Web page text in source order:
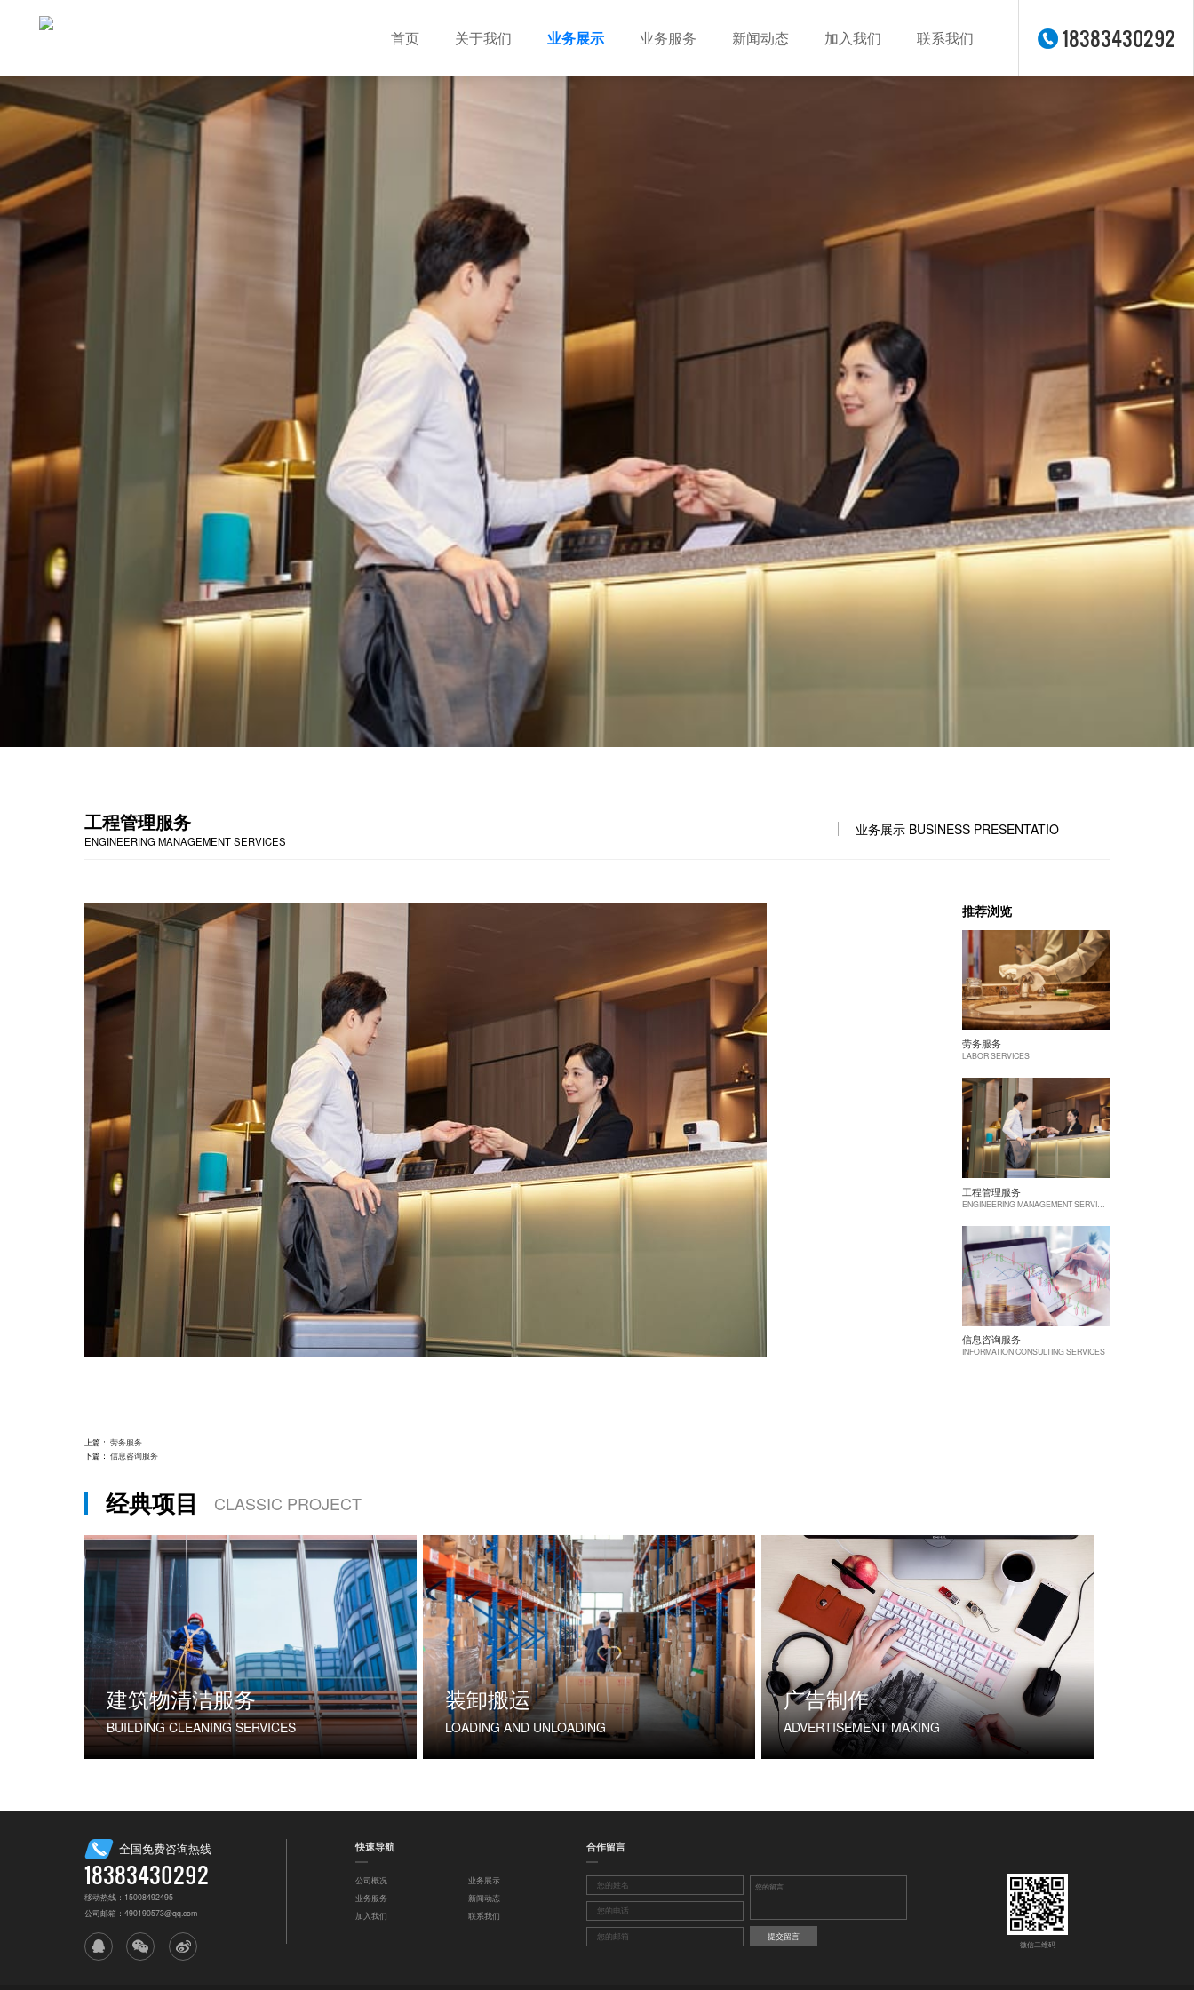
首页 关于我们 业务展示 业务服务 新闻动态 加入我们 联系我们 18383430292
工程管理服务
ENGINEERING MANAGEMENT SERVICES
业务展示 BUSINESS PRESENTATIO
上篇： 劳务服务
下篇： 信息咨询服务
推荐浏览
劳务服务
LABOR SERVICES
工程管理服务
信息咨询服务
INFORMATION CONSULTING SERVICES
经典项目 CLASSIC PROJECT
建筑物清洁服务
BUILDING CLEANING SERVICES
装卸搬运
LOADING AND UNLOADING
广告制作
ADVERTISEMENT MAKING
全国免费咨询热线
18383430292
移动热线：15008492495
公司邮箱：490190573@qq.com
快速导航
公司概况
业务展示
业务服务
新闻动态
加入我们
联系我们
合作留言
提交留言
微信二维码